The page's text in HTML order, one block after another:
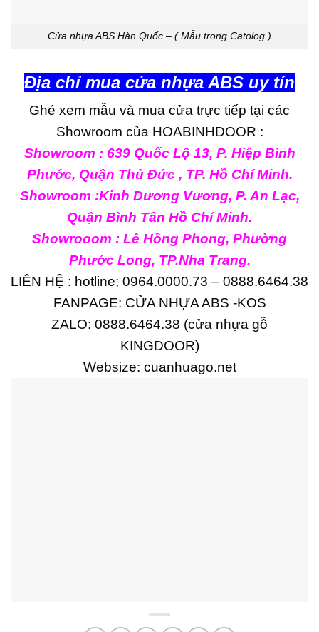
Cửa nhựa ABS Hàn Quốc – ( Mẫu trong Catolog )
Địa chỉ mua cửa nhựa ABS uy tín
Ghé xem mẫu và mua cửa trực tiếp tại các
Showroom của HOABINHDOOR :
Showroom : 639 Quốc Lộ 13, P. Hiệp Bình
Phước, Quận Thủ Đức , TP. Hồ Chí Minh.
Showroom :Kinh Dương Vương, P. An Lạc,
Quận Bình Tân Hồ Chí Minh.
Showrooom : Lê Hồng Phong, Phường
Phước Long, TP.Nha Trang.
LIÊN HỆ : hotline; 0964.0000.73 – 0888.6464.38
FANPAGE: CỬA NHỰA ABS -KOS
ZALO: 0888.6464.38 (cửa nhựa gỗ
KINGDOOR)
Websize: cuanhuago.net